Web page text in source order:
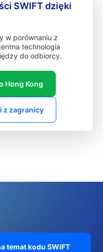
SWIFT dzięki
w porównaniu z
technologia
do odbiorcy.
Hong Kong
z zagranicy
temat kodu SWIFT